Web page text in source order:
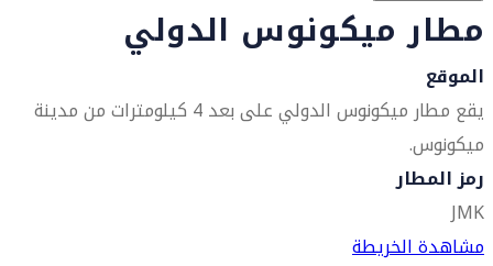
مطار ميكونوس الدولي
الموقع
يقع مطار ميكونوس الدولي على بعد 4 كيلومترات من مدينة
ميكونوس.
رمز المطار
JMK
مشاهدة الخريطة